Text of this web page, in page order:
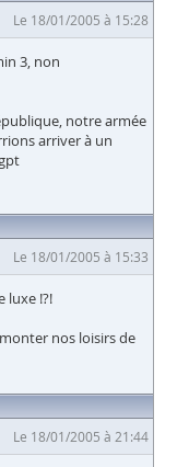
Le 18/01/2005 à 15:28
3, non
notre armée
arriver à un
Le 18/01/2005 à 15:33
luxe !?!
nos loisirs de
Le 18/01/2005 à 21:44